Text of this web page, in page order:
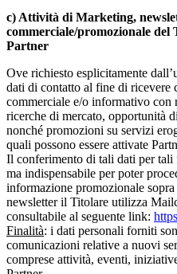
c) Attività di Marketing,
commerciale/promozionale del
Partner
Ove richiesto esplicitamente
dati di contatto al fine di ricevere
commerciale e/o informativo
ricerche di mercato, opportunità
nonché promozioni su servizi
quali possono essere attivate
Il conferimento di tali dati per
ma indispensabile per poter
informazione promozionale
newsletter il Titolare utilizza
consultabile al seguente link:
Finalità: i dati personali forniti
comunicazioni relative a nuovi
comprese attività, eventi,